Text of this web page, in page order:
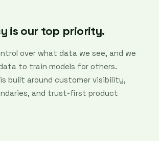
is our top priority.
over what data we see, and we
to train models for others.
built around customer visibility,
and trust-first product